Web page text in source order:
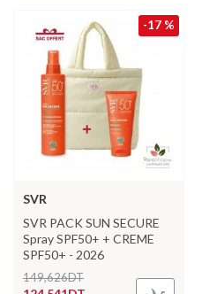
-17 %
SVR
SVR PACK SUN SECURE
Spray SPF50+ + CREME
SPF50+ - 2026
149,626DT